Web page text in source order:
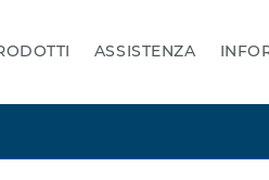
ASSISTENZA